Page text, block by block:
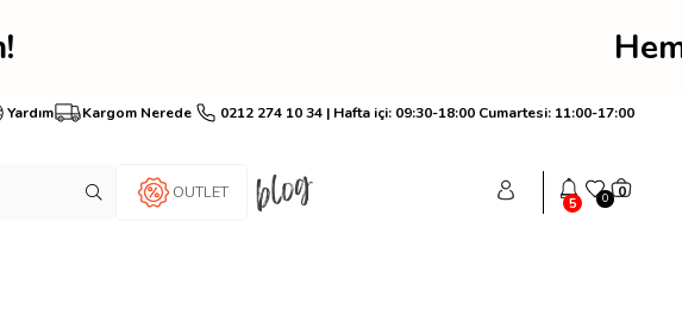
Hemen üye ol
Yardım Kargom Nerede 0212 274 10 34 | Hafta içi: 09:30-18:00 Cumartesi: 11:00-17:00
OUTLET
5 0 0